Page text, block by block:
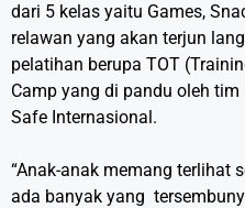
dari 5 kelas yaitu Games,
relawan yang akan terjun
pelatihan berupa TOT
Camp yang di pandu oleh
Safe Internasional.
“Anak-anak memang terlihat
ada banyak yang